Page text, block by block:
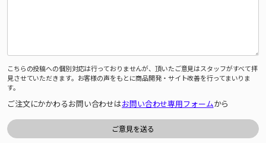
こちらの投稿への個別対応は行っておりませんが、頂いたご意見はスタッフがすべて拝
見させていただきます。お客様の声をもとに商品開発・サイト改善を行ってまいりま
す。
ご注文にかかわるお問い合わせはお問い合わせ専用フォームから